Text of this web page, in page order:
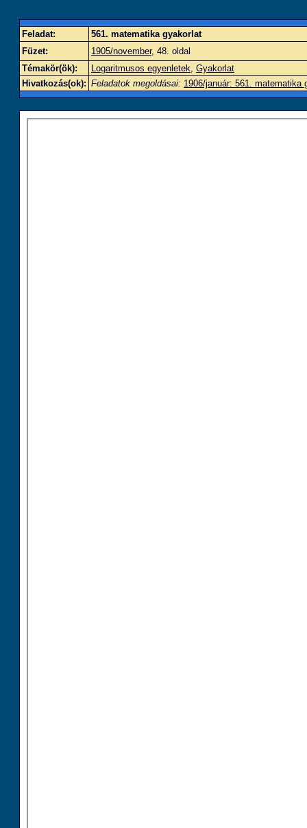
Feladat:
561. matematika gyakorlat
Füzet:
1905/november, 48. oldal
Témakör(ök):
Logaritmusos egyenletek, Gyakorlat
Hivatkozás(ok): Feladatok megoldásai: 1906/január: 561. matematika